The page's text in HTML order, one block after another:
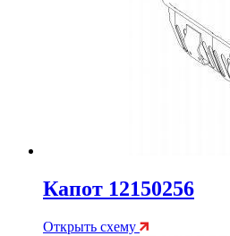
Капот 12150256
Открыть схему